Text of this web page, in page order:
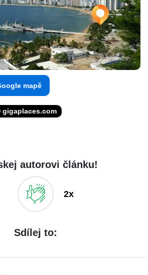
mapě
gigaplaces.com
autorovi článku!
2x
Sdílej to: